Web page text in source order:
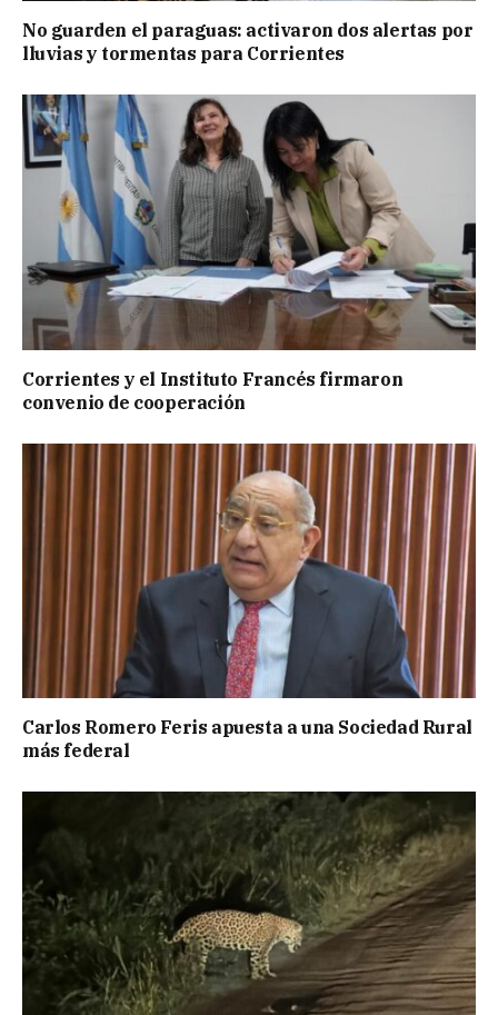
No guarden el paraguas: activaron dos alertas por
lluvias y tormentas para Corrientes
Corrientes y el Instituto Francés firmaron
convenio de cooperación
Carlos Romero Feris apuesta a una Sociedad Rural
más federal